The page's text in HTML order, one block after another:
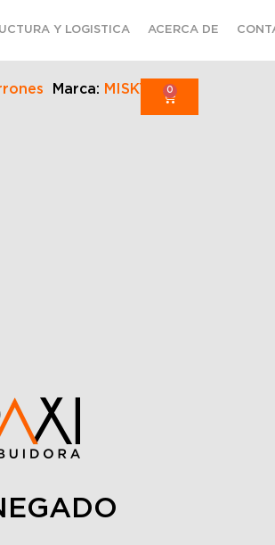
Y LOGISTICA ACERCA DE
Marca: MISKY 0